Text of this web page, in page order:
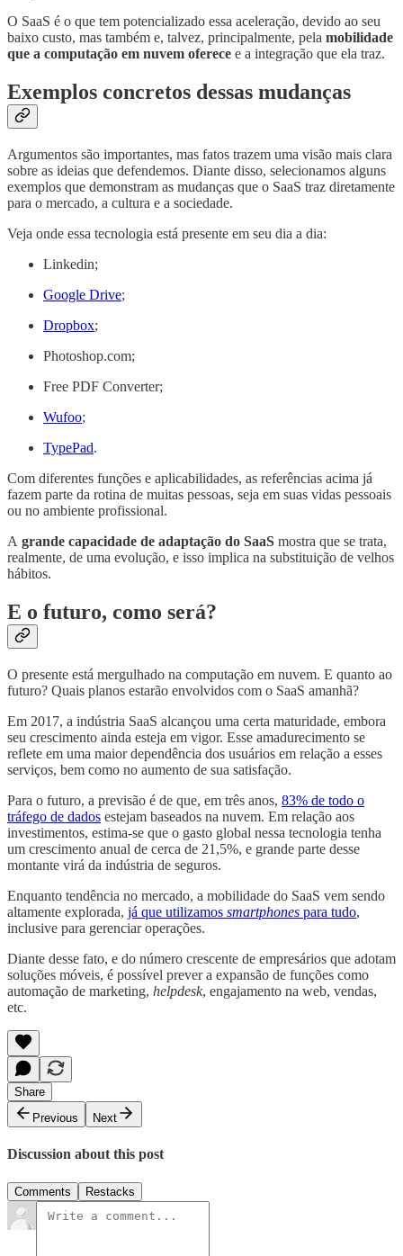
O SaaS é o que tem potencializado essa aceleração, devido ao seu
baixo custo, mas também e, talvez, principalmente, pela mobilidade
que a computação em nuvem oferece e a integração que ela traz.
Exemplos concretos dessas mudanças
Argumentos são importantes, mas fatos trazem uma visão mais clara
sobre as ideias que defendemos. Diante disso, selecionamos alguns
exemplos que demonstram as mudanças que o SaaS traz diretamente
para o mercado, a cultura e a sociedade.
Veja onde essa tecnologia está presente em seu dia a dia:
Linkedin;
Google Drive;
Dropbox;
Photoshop.com;
Free PDF Converter;
Wufoo;
TypePad.
Com diferentes funções e aplicabilidades, as referências acima já
fazem parte da rotina de muitas pessoas, seja em suas vidas pessoais
ou no ambiente profissional.
A grande capacidade de adaptação do SaaS mostra que se trata,
realmente, de uma evolução, e isso implica na substituição de velhos
hábitos.
E o futuro, como será?
O presente está mergulhado na computação em nuvem. E quanto ao
futuro? Quais planos estarão envolvidos com o SaaS amanhã?
Em 2017, a indústria SaaS alcançou uma certa maturidade, embora
seu crescimento ainda esteja em vigor. Esse amadurecimento se
reflete em uma maior dependência dos usuários em relação a esses
serviços, bem como no aumento de sua satisfação.
Para o futuro, a previsão é de que, em três anos, 83% de todo o
tráfego de dados estejam baseados na nuvem. Em relação aos
investimentos, estima-se que o gasto global nessa tecnologia tenha
um crescimento anual de cerca de 21,5%, e grande parte desse
montante virá da indústria de seguros.
Enquanto tendência no mercado, a mobilidade do SaaS vem sendo
altamente explorada, já que utilizamos smartphones para tudo,
inclusive para gerenciar operações.
Diante desse fato, e do número crescente de empresários que adotam
soluções móveis, é possível prever a expansão de funções como
automação de marketing, helpdesk, engajamento na web, vendas,
etc.
Share
Previous
Next
Discussion about this post
Comments Restacks